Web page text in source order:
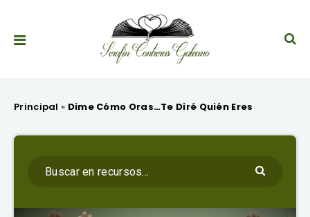
Principal » Dime Cómo Oras…Te Diré Quién Eres